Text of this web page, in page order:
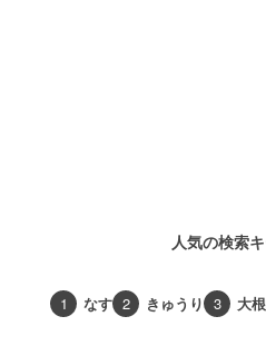
人気の検索
1 なす 2 きゅうり 3 大根